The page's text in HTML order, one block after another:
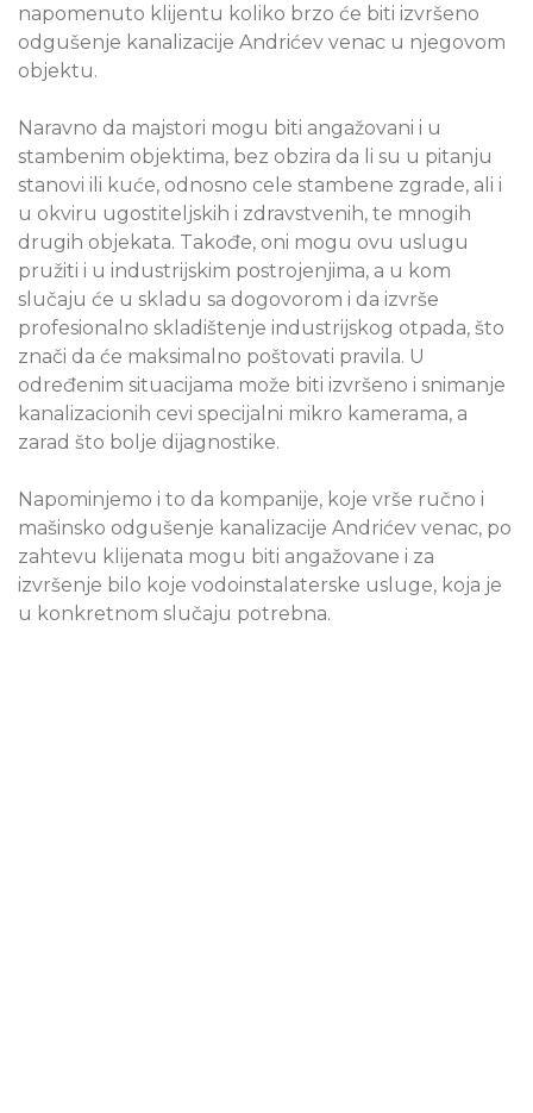
napomenuto klijentu koliko brzo će biti izvršeno
odgušenje kanalizacije Andrićev venac u njegovom
objektu.
Naravno da majstori mogu biti angažovani i u
stambenim objektima, bez obzira da li su u pitanju
stanovi ili kuće, odnosno cele stambene zgrade, ali i
u okviru ugostiteljskih i zdravstvenih, te mnogih
drugih objekata. Takođe, oni mogu ovu uslugu
pružiti i u industrijskim postrojenjima, a u kom
slučaju će u skladu sa dogovorom i da izvrše
profesionalno skladištenje industrijskog otpada, što
znači da će maksimalno poštovati pravila. U
određenim situacijama može biti izvršeno i snimanje
kanalizacionih cevi specijalni mikro kamerama, a
zarad što bolje dijagnostike.
Napominjemo i to da kompanije, koje vrše ručno i
mašinsko odgušenje kanalizacije Andrićev venac, po
zahtevu klijenata mogu biti angažovane i za
izvršenje bilo koje vodoinstalaterske usluge, koja je
u konkretnom slučaju potrebna.